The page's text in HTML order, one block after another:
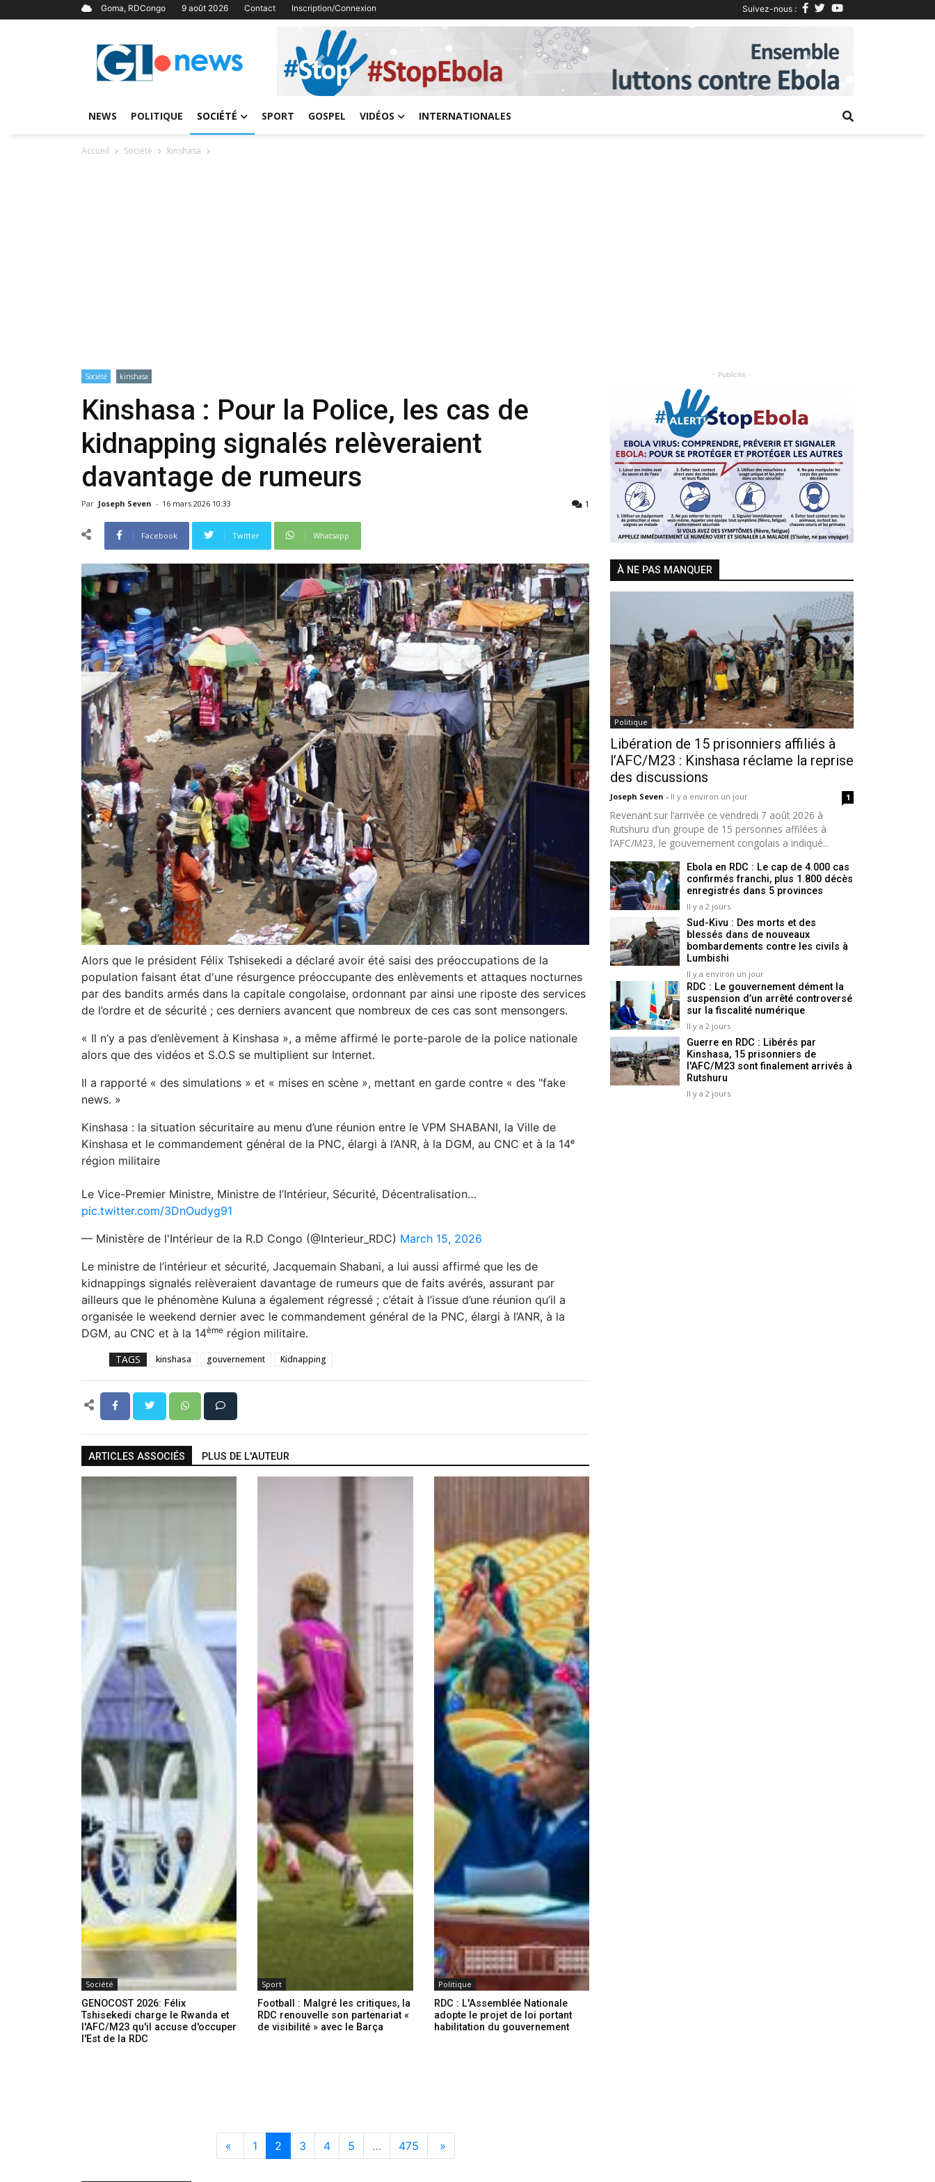
Goma, RDCongo 9 août 2026 Contact Inscription/Connexion Suivez-nous :
Previous Next
NEWS POLITIQUE SOCIÉTÉ SPORT GOSPEL VIDÉOS INTERNATIONALES
Accueil Société kinshasa
Société kinshasa
Kinshasa : Pour la Police, les cas de
kidnapping signalés relèveraient
davantage de rumeurs
Par Joseph Seven - 16 mars 2026 10:33 1
Facebook Twitter Whatsapp
Alors que le président Félix Tshisekedi a déclaré avoir été saisi des préoccupations de la
population faisant état d'une résurgence préoccupante des enlèvements et attaques nocturnes
par des bandits armés dans la capitale congolaise, ordonnant par ainsi une riposte des services
de l’ordre et de sécurité ; ces derniers avancent que nombreux de ces cas sont mensongers.
« Il n’y a pas d’enlèvement à Kinshasa », a même affirmé le porte-parole de la police nationale
alors que des vidéos et S.O.S se multiplient sur Internet.
Il a rapporté « des simulations » et « mises en scène », mettant en garde contre « des "fake
news. »
Kinshasa : la situation sécuritaire au menu d’une réunion entre le VPM SHABANI, la Ville de
Kinshasa et le commandement général de la PNC, élargi à l’ANR, à la DGM, au CNC et à la 14ᵉ
région militaire
Le Vice-Premier Ministre, Ministre de l’Intérieur, Sécurité, Décentralisation…
pic.twitter.com/3DnOudyg91
— Ministère de l'Intérieur de la R.D Congo (@Interieur_RDC) March 15, 2026
Le ministre de l’intérieur et sécurité, Jacquemain Shabani, a lui aussi affirmé que les de
kidnappings signalés relèveraient davantage de rumeurs que de faits avérés, assurant par
ailleurs que le phénomène Kuluna a également régressé ; c’était à l’issue d’une réunion qu’il a
organisée le weekend dernier avec le commandement général de la PNC, élargi à l’ANR, à la
DGM, au CNC et à la 14ème région militaire.
TAGS kinshasa gouvernement Kidnapping
ARTICLES ASSOCIÉS PLUS DE L'AUTEUR
Société
GENOCOST 2026: Félix
Tshisekedi charge le Rwanda et
l'AFC/M23 qu'il accuse d'occuper
l'Est de la RDC
Sport
Football : Malgré les critiques, la
RDC renouvelle son partenariat «
de visibilité » avec le Barça
Politique
RDC : L'Assemblée Nationale
adopte le projet de loi portant
habilitation du gouvernement
« 1 2 3 4 5 … 475 »
- Publicité -
Previous Next
À NE PAS MANQUER
Politique
Libération de 15 prisonniers affiliés à
l’AFC/M23 : Kinshasa réclame la reprise
des discussions
Joseph Seven - Il y a environ un jour 1
Revenant sur l’arrivée ce vendredi 7 août 2026 à
Rutshuru d’un groupe de 15 personnes affilées à
l’AFC/M23, le gouvernement congolais a indiqué...
Ebola en RDC : Le cap de 4.000 cas
confirmés franchi, plus 1.800 décès
enregistrés dans 5 provinces
Il y a 2 jours
Sud-Kivu : Des morts et des
blessés dans de nouveaux
bombardements contre les civils à
Lumbishi
Il y a environ un jour
RDC : Le gouvernement dément la
suspension d’un arrêté controversé
sur la fiscalité numérique
Il y a 2 jours
Guerre en RDC : Libérés par
Kinshasa, 15 prisonniers de
l'AFC/M23 sont finalement arrivés à
Rutshuru
Il y a 2 jours